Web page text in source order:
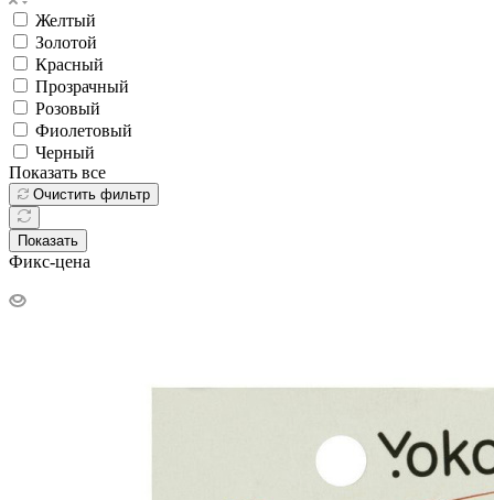
Желтый
Золотой
Красный
Прозрачный
Розовый
Фиолетовый
Черный
Показать все
Очистить фильтр
Показать
Фикс-цена